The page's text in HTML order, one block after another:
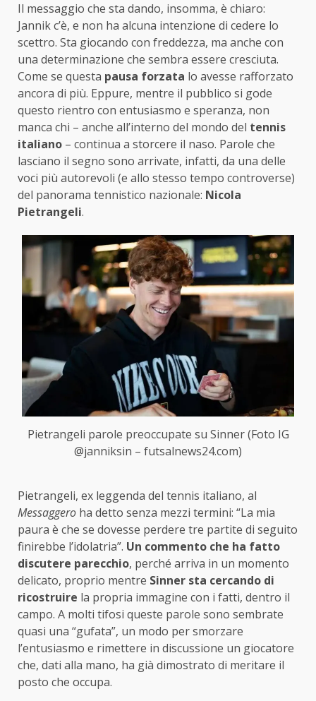
Il messaggio che sta dando, insomma, è chiaro:
Jannik c’è, e non ha alcuna intenzione di cedere lo
scettro. Sta giocando con freddezza, ma anche con
una determinazione che sembra essere cresciuta.
Come se questa pausa forzata lo avesse rafforzato
ancora di più. Eppure, mentre il pubblico si gode
questo rientro con entusiasmo e speranza, non
manca chi – anche all’interno del mondo del tennis
italiano – continua a storcere il naso. Parole che
lasciano il segno sono arrivate, infatti, da una delle
voci più autorevoli (e allo stesso tempo controverse)
del panorama tennistico nazionale: Nicola
Pietrangeli.
Pietrangeli parole preoccupate su Sinner (Foto IG
@janniksin – futsalnews24.com)
Pietrangeli, ex leggenda del tennis italiano, al
Messaggero ha detto senza mezzi termini: “La mia
paura è che se dovesse perdere tre partite di seguito
finirebbe l’idolatria”. Un commento che ha fatto
discutere parecchio, perché arriva in un momento
delicato, proprio mentre Sinner sta cercando di
ricostruire la propria immagine con i fatti, dentro il
campo. A molti tifosi queste parole sono sembrate
quasi una “gufata”, un modo per smorzare
l’entusiasmo e rimettere in discussione un giocatore
che, dati alla mano, ha già dimostrato di meritare il
posto che occupa.